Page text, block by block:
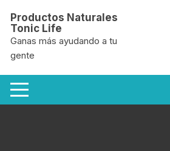
contenido
Productos Naturales
Tonic Life
Ganas más ayudando a tu
gente